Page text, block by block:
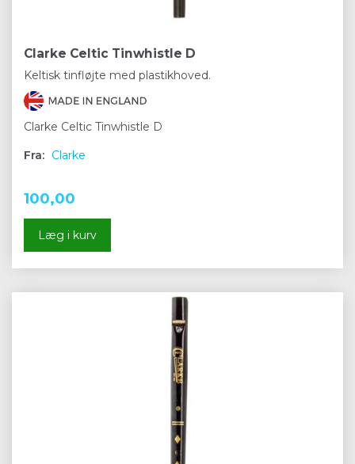
Clarke Celtic Tinwhistle D
Keltisk tinfløjte med plastikhoved.
Clarke Celtic Tinwhistle D
Fra: Clarke
100,00
Læg i kurv